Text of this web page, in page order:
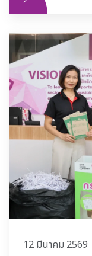
12 มีนาคม 2569